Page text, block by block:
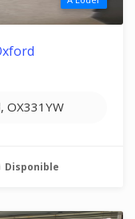
OX331YW
Disponible